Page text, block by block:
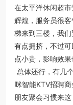
在太平洋休闲超
辉煌，服务员很
梯来到三楼，我
有点拥挤，不过
点小贵，影响效
总体还行，有几
咪智能KTV招聘
朋友聚会习惯来